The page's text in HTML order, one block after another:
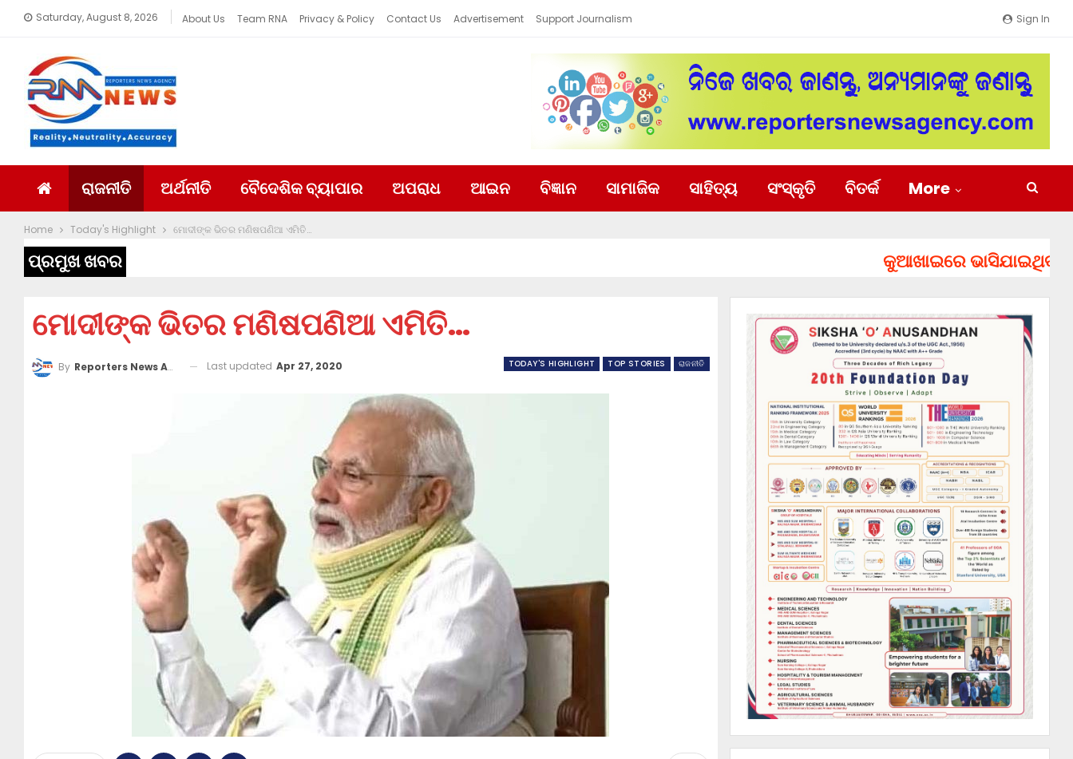
Sign In
Saturday, August 8, 2026 About Us Team RNA Privacy & Policy Contact Us Advertisement Support Journalism
ରାଜନୀତି ଅର୍ଥନୀତି ବୈଦେଶିକ ବ୍ୟାପାର ଅପରାଧ ଆଇନ ବିଜ୍ଞାନ ସାମାଜିକ ସାହିତ୍ୟ ସଂସ୍କୃତି ବିତର୍କ More
Home Today's Highlight ମୋଦୀଙ୍କ ଭିତର ମଣିଷପଣିଆ ଏମିତି…
ପ୍ରମୁଖ ଖବର କୁଆଖାଇରେ ଭାସିଯାଇଥିବା ୨
ମୋଦୀଙ୍କ ଭିତର ମଣିଷପଣିଆ ଏମିତି…
TODAY'S HIGHLIGHT TOP STORIES ରାଜନୀତି
By Reporters News Agency Last updated Apr 27, 2020